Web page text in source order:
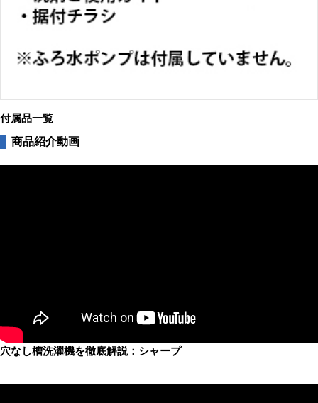
付属品一覧
商品紹介動画
穴なし槽洗濯機を徹底解説：シャープ